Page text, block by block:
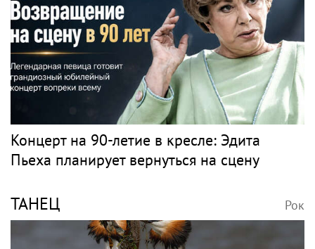
Концерт на 90-летие в кресле: Эдита
Пьеха планирует вернуться на сцену
ТАНЕЦ Рок